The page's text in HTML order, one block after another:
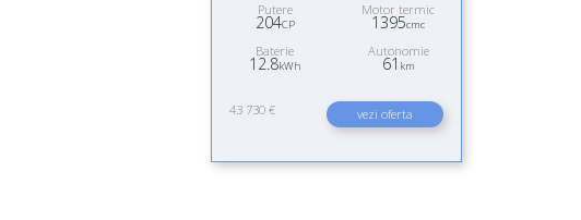
Putere
204CP
Motor termic
1395cmc
Baterie
12.8kWh
Autonomie
61 km
43 730 € vezi oferta